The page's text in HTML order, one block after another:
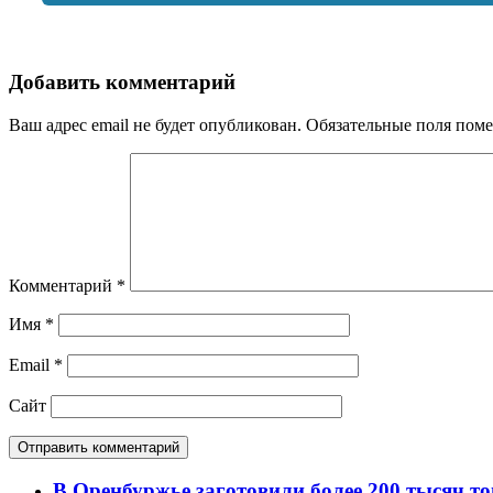
Добавить комментарий
Ваш адрес email не будет опубликован. Обязательные поля
Комментарий *
Имя *
Email *
Сайт